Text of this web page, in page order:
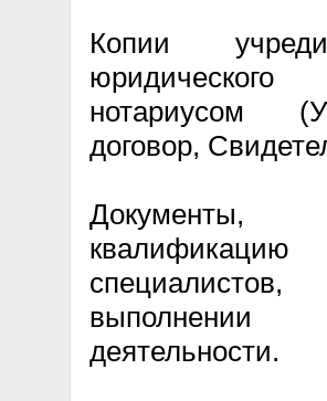
Копии
нотариусом
договор,
Документы,
выполнении
деятельности.